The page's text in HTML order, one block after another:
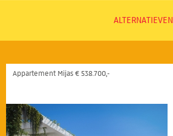
ALTERNATIEVEN
Appartement Mijas € 538.700,-